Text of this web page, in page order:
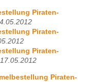
Piraten-
Piraten-
Piraten-
Piraten-